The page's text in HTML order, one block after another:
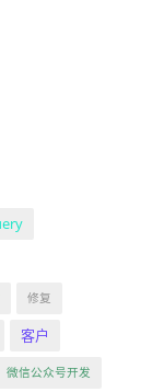
修复
客户
微信公众号开发